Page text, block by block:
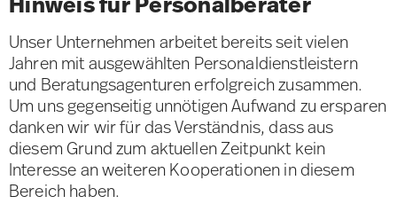
Unser Unternehmen arbeitet bereits seit vielen
Jahren mit ausgewählten Personaldienstleistern
und Beratungsagenturen erfolgreich zusammen.
Um uns gegenseitig unnötigen Aufwand zu ersparen
danken wir wir für das Verständnis, dass aus
diesem Grund zum aktuellen Zeitpunkt kein
Interesse an weiteren Kooperationen in diesem
Bereich haben.